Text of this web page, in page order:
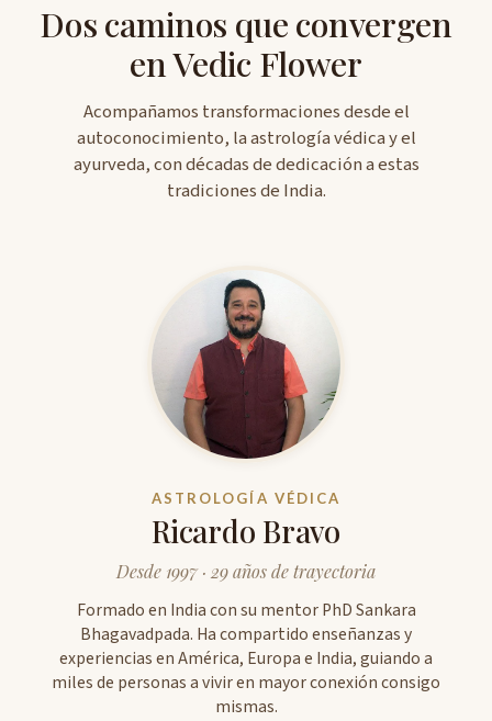
Dos caminos que convergen
en Vedic Flower
Acompañamos transformaciones desde el
autoconocimiento, la astrología védica y el
ayurveda, con décadas de dedicación a estas
tradiciones de India.
ASTROLOGÍA VÉDICA
Ricardo Bravo
Desde 1997 · 29 años de trayectoria
Formado en India con su mentor PhD Sankara
Bhagavadpada. Ha compartido enseñanzas y
experiencias en América, Europa e India, guiando a
miles de personas a vivir en mayor conexión consigo
mismas.